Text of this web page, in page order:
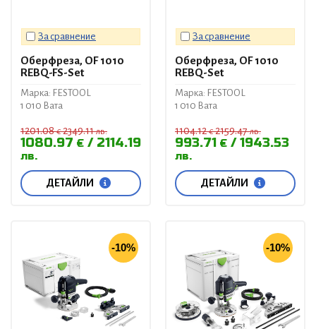
За сравнение
Оберфреза, OF 1010
REBQ-FS-Set
Марка: FESTOOL
1 010 Вата
1201.08€2349.11лв.
1080.97 € 2114.19
лв.
ДЕТАЙЛИ
За сравнение
Оберфреза, OF 1010
REBQ-Set
Марка: FESTOOL
1 010 Вата
1104.12€2159.47лв.
993.71 € 1943.53
лв.
ДЕТАЙЛИ
-10% -10%